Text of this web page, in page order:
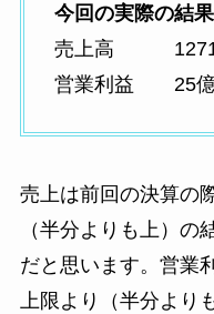
今回の実際の結果
売上高 1271
営業利益 25億
売上は前回の決算の
（半分よりも上）の
だと思います。営業
上限より（半分より